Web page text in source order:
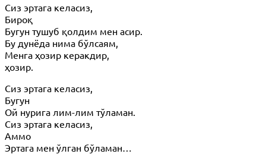
Сиз эртага келасиз,
Бироқ
Бугун тушуб қолдим мен асир.
Бу дунёда нима бўлсаям,
Менга ҳозир керакдир,
ҳозир.
Сиз эртага келасиз,
Бугун
Ой нурига лим-лим тўламан.
Сиз эртага келасиз,
Аммо
Эртага мен ўлган бўламан…